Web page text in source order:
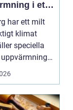
i ett
har ett milt
klimat
speciella
och s...